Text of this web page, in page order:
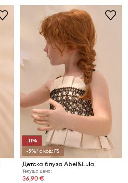
-11%
-5%* с код: FS
Детска блуза Abel&Lula
Текуща цена:
36,90 €